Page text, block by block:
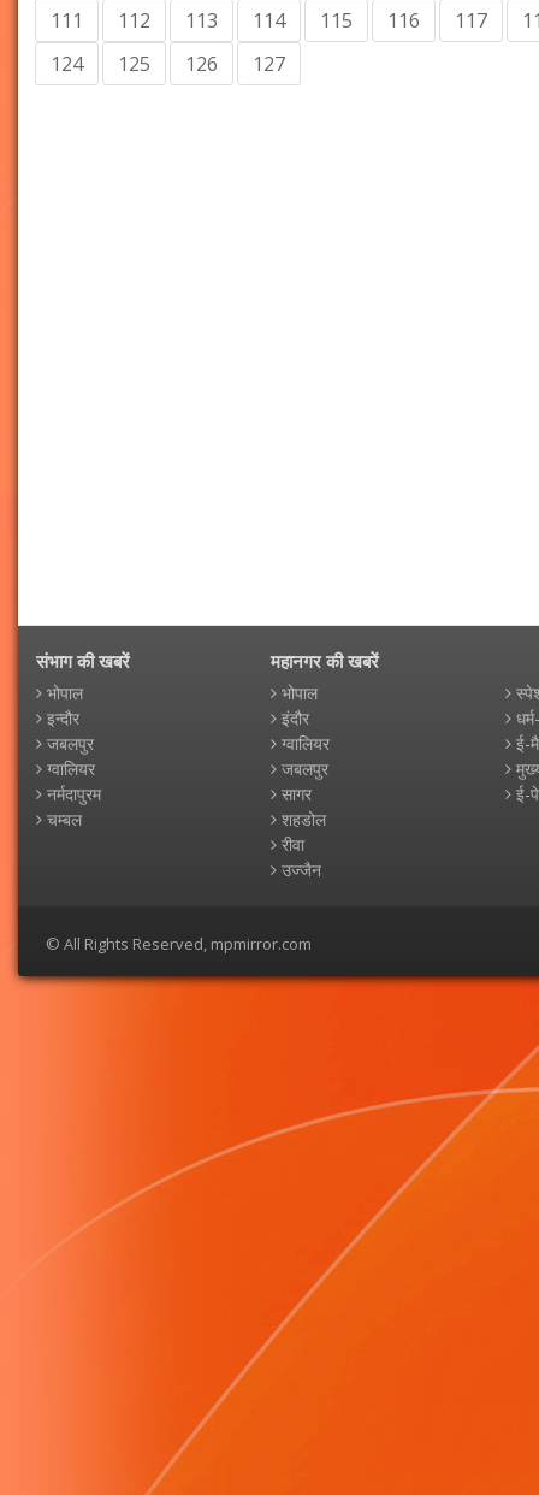
111
112 113 114 115 116 117
124
125 126 127
संभाग की खबरें
भोपाल
इन्दौर
जबलपुर
ग्वालियर
नर्मदापुरम
चम्बल
महानगर की खबरें
भोपाल
इंदौर
ग्वालियर
जबलपुर
सागर
शहडोल
रीवा
उज्जैन
ई-
ई-
© All Rights Reserved, mpmirror.com